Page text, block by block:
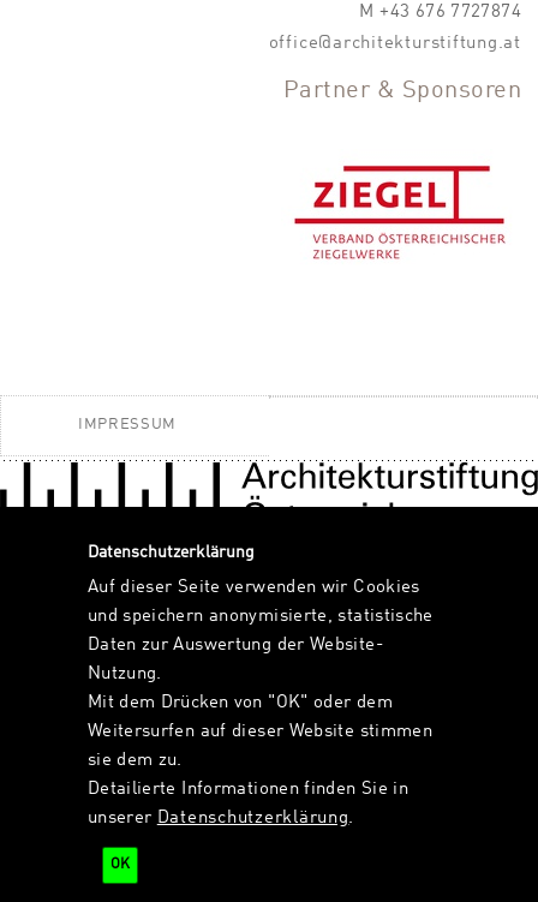
M +43 676 7727874
office@architekturstiftung.at
Partner & Sponsoren
IMPRESSUM
Datenschutzerklärung
Auf dieser Seite verwenden wir Cookies
und speichern anonymisierte, statistische
Daten zur Auswertung der Website-
Nutzung.
Mit dem Drücken von "OK" oder dem
Weitersurfen auf dieser Website stimmen
sie dem zu.
Detailierte Informationen finden Sie in
unserer Datenschutzerklärung.
OK